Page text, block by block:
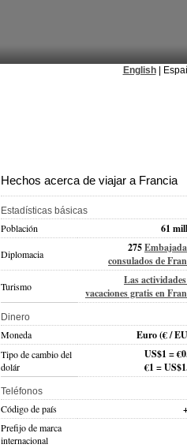
English|
Hechos acerca de viajar a Francia
Estadísticas básicas
Población 61
Diplomacia 275
consulados de
Turismo
Las
vacaciones gratis en
Dinero
Moneda Euro(€ /
Tipo de cambio del
dolár
US$1 =
€1 =
Teléfonos
Código de país
Prefijo de marca
internacional